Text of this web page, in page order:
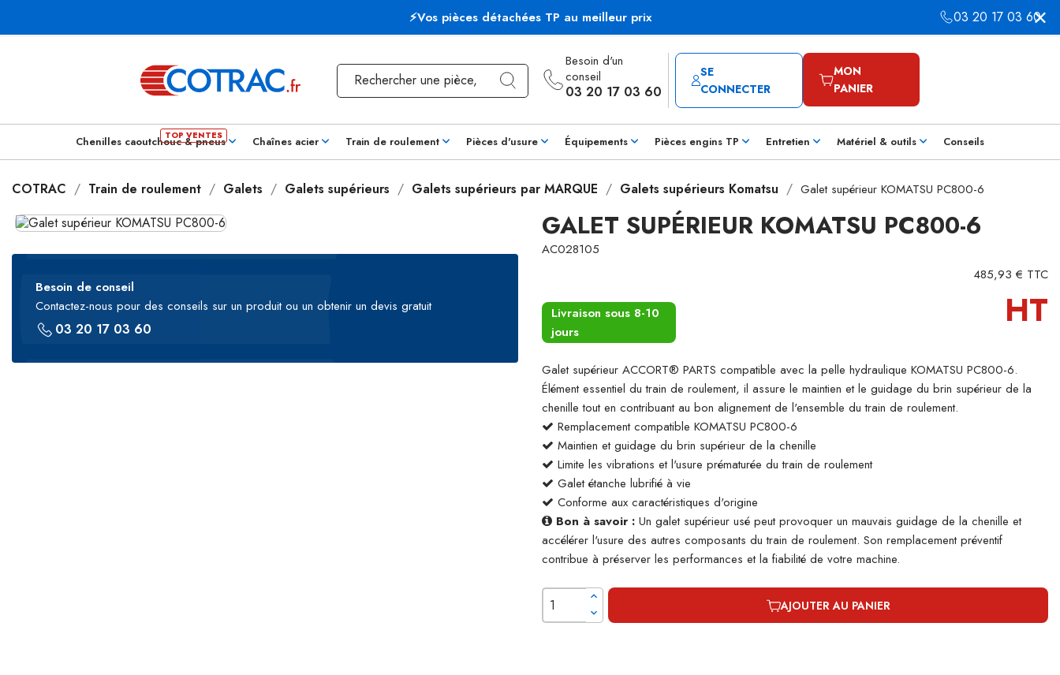
⚡Vos pièces détachées TP au meilleur prix 03 20 17 03 60
Besoin d'un
conseil
03 20 17 03 60
SE
CONNECTER
MON
PANIER
Chenilles caoutchouc & pneus Chaînes acier Train de roulement Pièces d'usure Équipements Pièces engins TP Entretien Matériel & outils Conseils
COTRAC Train de roulement Galets Galets supérieurs Galets supérieurs par MARQUE Galets supérieurs Komatsu Galet supérieur KOMATSU PC800-6
Besoin de conseil
Contactez-nous pour des conseils sur un produit ou un obtenir un devis gratuit
03 20 17 03 60
GALET SUPÉRIEUR KOMATSU PC800-6
AC028105
485,93 € TTC
Livraison sous 8-10
jours
HT
Galet supérieur ACCORT® PARTS compatible avec la pelle hydraulique KOMATSU PC800-6.
Élément essentiel du train de roulement, il assure le maintien et le guidage du brin supérieur de la
chenille tout en contribuant au bon alignement de l'ensemble du train de roulement.
Remplacement compatible KOMATSU PC800-6
Maintien et guidage du brin supérieur de la chenille
Limite les vibrations et l'usure prématurée du train de roulement
Galet étanche lubrifié à vie
Conforme aux caractéristiques d'origine
Bon à savoir : Un galet supérieur usé peut provoquer un mauvais guidage de la chenille et
accélérer l'usure des autres composants du train de roulement. Son remplacement préventif
contribue à préserver les performances et la fiabilité de votre machine.
AJOUTER AU PANIER